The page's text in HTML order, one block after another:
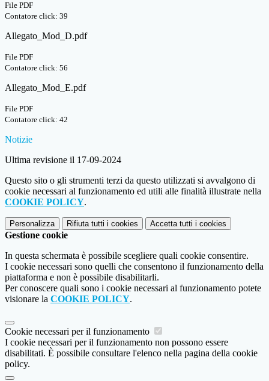
File PDF
Contatore click: 39
Allegato_Mod_D.pdf
File PDF
Contatore click: 56
Allegato_Mod_E.pdf
File PDF
Contatore click: 42
Notizie
Ultima revisione il 17-09-2024
Questo sito o gli strumenti terzi da questo utilizzati si avvalgono di
cookie necessari al funzionamento ed utili alle finalità illustrate nella
COOKIE POLICY.
Personalizza Rifiuta tutti i cookies Accetta tutti i cookies
Gestione cookie
In questa schermata è possibile scegliere quali cookie consentire.
I cookie necessari sono quelli che consentono il funzionamento della
piattaforma e non è possibile disabilitarli.
Per conoscere quali sono i cookie necessari al funzionamento potete
visionare la COOKIE POLICY.
Cookie necessari per il funzionamento
I cookie necessari per il funzionamento non possono essere
disabilitati. È possibile consultare l'elenco nella pagina della cookie
policy.